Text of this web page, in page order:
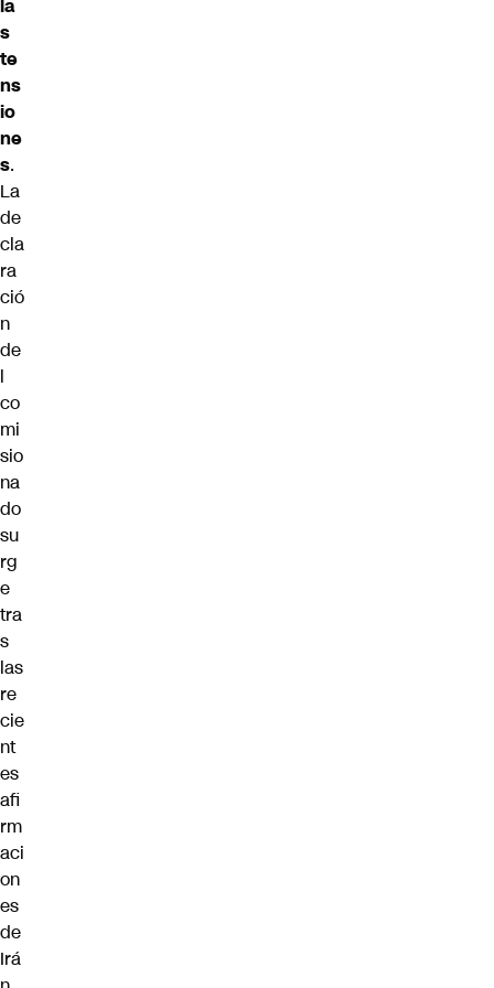
la
s
te
ns
io
ne
s.
La
de
cla
ra
ció
n
de
l
co
mi
sio
na
do
su
rg
e
tra
s
las
re
cie
nt
es
afi
rm
aci
on
es
de
Irá